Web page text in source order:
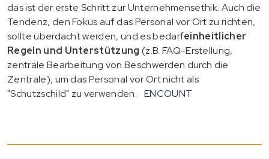
das ist der erste Schritt zur Unternehmensethik. Auch die
Tendenz, den Fokus auf das Personal vor Ort zu richten,
sollte überdacht werden, und es bedarfeinheitlicher
Regeln und Unterstützung (z.B. FAQ-Erstellung,
zentrale Bearbeitung von Beschwerden durch die
Zentrale), um das Personal vor Ort nicht als
"Schutzschild" zu verwenden.
ENCOUNT